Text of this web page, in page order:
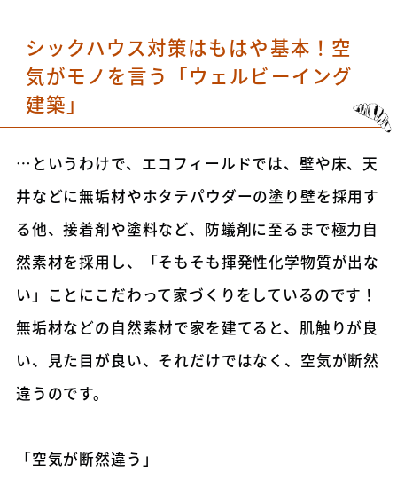
シックハウス対策はもはや基本！空
気がモノを言う「ウェルビーイング
建築」
…というわけで、エコフィールドでは、壁や床、天
井などに無垢材やホタテパウダーの塗り壁を採用す
る他、接着剤や塗料など、防蟻剤に至るまで極力自
然素材を採用し、「そもそも揮発性化学物質が出な
い」ことにこだわって家づくりをしているのです！
無垢材などの自然素材で家を建てると、肌触りが良
い、見た目が良い、それだけではなく、空気が断然
違うのです。
「空気が断然違う」